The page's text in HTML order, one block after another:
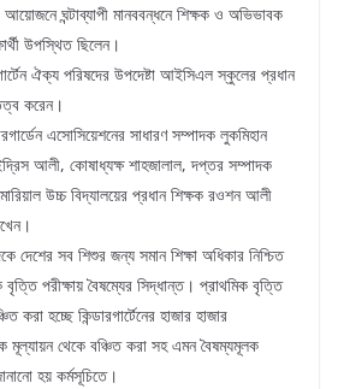
আয়োজনে ঘন্টাব্যাপী মানববন্ধনে শিক্ষক ও অভিভাবক
উপস্থিত ছিলেন।
ঐক্য পরিষদের উপদেষ্টা আইসিএল স্কুলের প্রধান
করেন।
এসোসিয়েশনের সাধারণ সম্পাদক লুকমিহান
আলী, কোষাধ্যক্ষ শাহজালাল, দপ্তর সম্পাদক
উচ্চ বিদ্যালয়ের প্রধান শিক্ষক রওশন আলী
দেশের সব শিশুর জন্য সমান শিক্ষা অধিকার নিশ্চিত
পরীক্ষায় বৈষম্যের সিদ্ধান্ত। প্রাথমিক বৃত্তি
করা হচ্ছে কিন্ডারগার্টেনের হাজার হাজার
মূল্যায়ন থেকে বঞ্চিত করা সহ এমন বৈষম্যমূলক
হয় কর্মসূচিতে।